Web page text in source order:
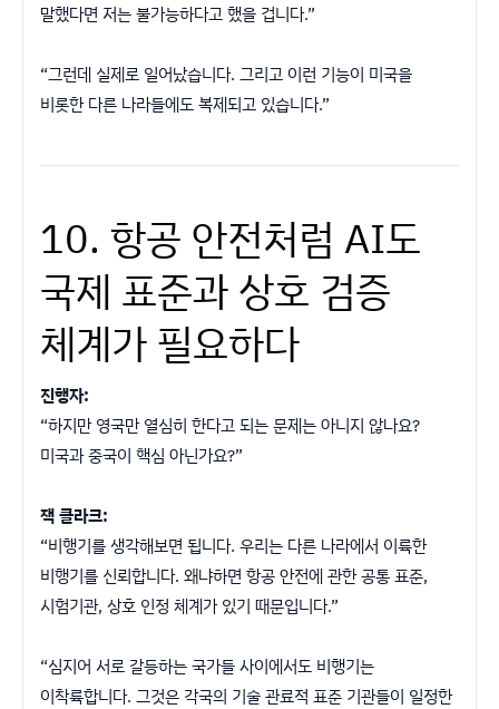
말했다면 저는 불가능하다고 했을 겁니다.”
“그런데 실제로 일어났습니다. 그리고 이런 기능이 미국을
비롯한 다른 나라들에도 복제되고 있습니다.”
10. 항공 안전처럼 AI도
국제 표준과 상호 검증
체계가 필요하다
진행자:
“하지만 영국만 열심히 한다고 되는 문제는 아니지 않나요?
미국과 중국이 핵심 아닌가요?”
잭 클라크:
“비행기를 생각해보면 됩니다. 우리는 다른 나라에서 이륙한
비행기를 신뢰합니다. 왜냐하면 항공 안전에 관한 공통 표준,
시험기관, 상호 인정 체계가 있기 때문입니다.”
“심지어 서로 갈등하는 국가들 사이에서도 비행기는
이착륙합니다. 그것은 각국의 기술 관료적 표준 기관들이 일정한